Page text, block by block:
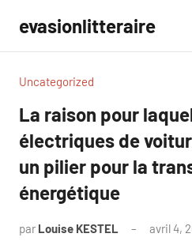
contenu
evasionlitteraire
Uncategorized
La raison pour
électriques de
un pilier pour la
énergétique
par Louise KESTEL avril 4,